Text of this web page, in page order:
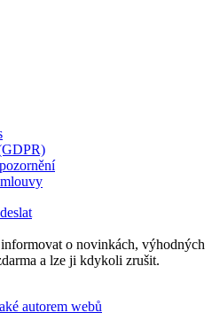
o novinkách, výhodných
a lze ji kdykoli zrušit.